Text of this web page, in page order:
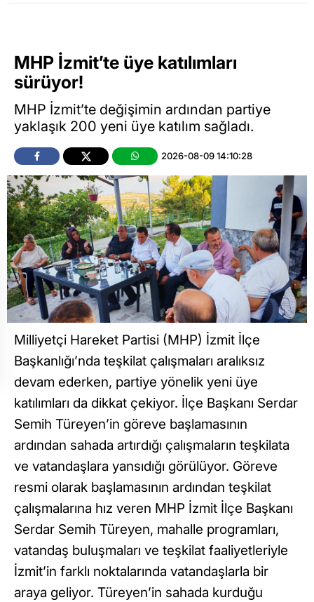
MHP İzmit’te üye katılımları
sürüyor!
MHP İzmit’te değişimin ardından partiye
yaklaşık 200 yeni üye katılım sağladı.
2026-08-09 14:10:28
Milliyetçi Hareket Partisi (MHP) İzmit İlçe
Başkanlığı’nda teşkilat çalışmaları aralıksız
devam ederken, partiye yönelik yeni üye
katılımları da dikkat çekiyor. İlçe Başkanı Serdar
Semih Türeyen’in göreve başlamasının
ardından sahada artırdığı çalışmaların teşkilata
ve vatandaşlara yansıdığı görülüyor. Göreve
resmi olarak başlamasının ardından teşkilat
çalışmalarına hız veren MHP İzmit İlçe Başkanı
Serdar Semih Türeyen, mahalle programları,
vatandaş buluşmaları ve teşkilat faaliyetleriyle
İzmit’in farklı noktalarında vatandaşlarla bir
araya geliyor. Türeyen’in sahada kurduğu